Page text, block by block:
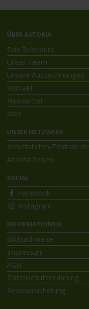
ÜBER ASTORIA
Das Reisebüro
Unser Team
Unsere Auszeichnungen
Kontakt
Newsletter
Jobs
UNSER NETZWERK
Kreuzfahrten-Zentrale.de
Astoria.Reisen
SOCIAL
Facebook
Instagram
INFORMATIONEN
Bildnachweise
Impressum
AGB
Datenschutzerklärung
Reiseversicherung